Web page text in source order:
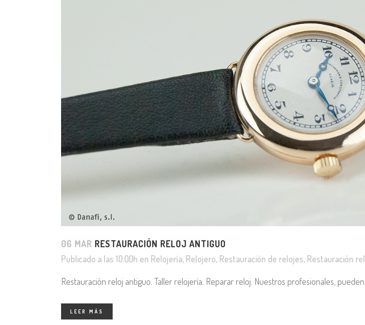
06 MAR RESTAURACIÓN RELOJ ANTIGUO
Publicado a las 10:00h en Relojería, Relojero, Restauración de relojes, Restauración
Restauración reloj antiguo. Taller relojería. Reparar reloj. Nuestros profesionales,
LEER MÁS